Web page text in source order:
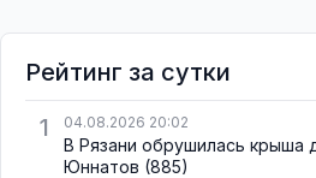
Рейтинг за сутки
1
04.08.2026 20:02
В Рязани обрушилась крыша
Юннатов (885)